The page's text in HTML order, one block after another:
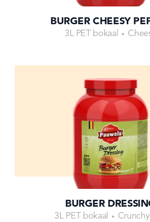
BURGER CHEESY
3L PET bokaal
BURGER
3L PET bokaal